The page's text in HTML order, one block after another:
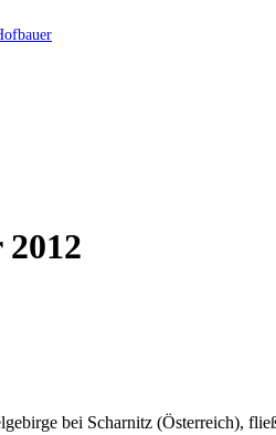
Hofbauer
bei Scharnitz (Österreich),